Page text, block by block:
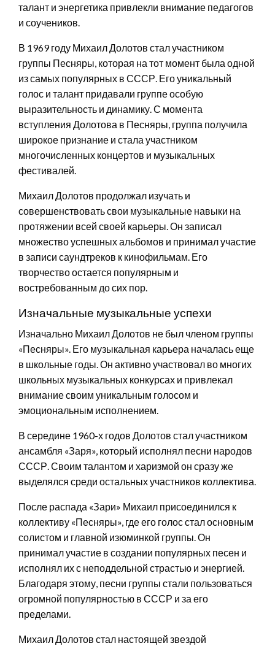
талант и энергетика привлекли внимание педагогов
и соучеников.
В 1969 году Михаил Долотов стал участником
группы Песняры, которая на тот момент была одной
из самых популярных в СССР. Его уникальный
голос и талант придавали группе особую
выразительность и динамику. С момента
вступления Долотова в Песняры, группа получила
широкое признание и стала участником
многочисленных концертов и музыкальных
фестивалей.
Михаил Долотов продолжал изучать и
совершенствовать свои музыкальные навыки на
протяжении всей своей карьеры. Он записал
множество успешных альбомов и принимал участие
в записи саундтреков к кинофильмам. Его
творчество остается популярным и
востребованным до сих пор.
Изначальные музыкальные успехи
Изначально Михаил Долотов не был членом группы
«Песняры». Его музыкальная карьера началась еще
в школьные годы. Он активно участвовал во многих
школьных музыкальных конкурсах и привлекал
внимание своим уникальным голосом и
эмоциональным исполнением.
В середине 1960-х годов Долотов стал участником
ансамбля «Заря», который исполнял песни народов
СССР. Своим талантом и харизмой он сразу же
выделялся среди остальных участников коллектива.
После распада «Зари» Михаил присоединился к
коллективу «Песняры», где его голос стал основным
солистом и главной изюминкой группы. Он
принимал участие в создании популярных песен и
исполнял их с неподдельной страстью и энергией.
Благодаря этому, песни группы стали пользоваться
огромной популярностью в СССР и за его
пределами.
Михаил Долотов стал настоящей звездой